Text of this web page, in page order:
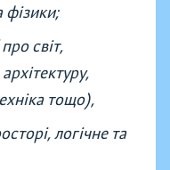
фізики;
світ,
тощо),
логічне та